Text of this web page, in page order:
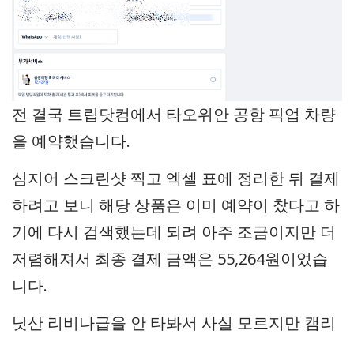
전 결국 트립닷컴에서 타오위안 공항 픽업 차량
을 예약했습니다.
심지어 스크린샷 찍고 엑셀 표에 정리한 뒤 결제
하려고 보니 해당 상품은 이미 예약이 찼다고 하
기에 다시 검색했는데 되려 아주 조금이지만 더
저렴해져서 최종 결제 금액은 55,264원이었습
니다.
닛산 리비나급을 안 타봐서 사실 모르지만 캠리